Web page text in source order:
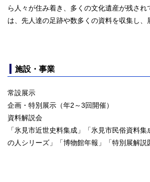
ら人々が住み着き、多くの文化遺産が残され
は、先人達の足跡や数多くの資料を収集し、
施設・事業
常設展示
企画・特別展示（年2～3回開催）
資料解説会
「氷見市近世史料集成」「氷見市民俗資料集
の人シリーズ」「博物館年報」「特別展解説